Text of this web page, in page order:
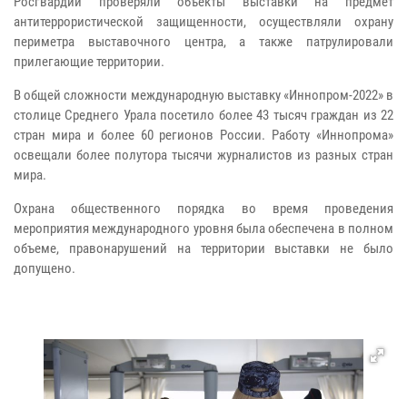
антитеррористической защищенности, осуществляли охрану
периметра выставочного центра, а также патрулировали
прилегающие территории.
В общей сложности международную выставку «Иннопром-2022» в
столице Среднего Урала посетило более 43 тысяч граждан из 22
стран мира и более 60 регионов России. Работу «Иннопрома»
освещали более полутора тысячи журналистов из разных стран
мира.
Охрана общественного порядка во время проведения
мероприятия международного уровня была обеспечена в полном
объеме, правонарушений на территории выставки не было
допущено.